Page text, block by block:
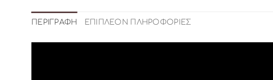
ΠΕΡΙΓΡΑΦΉ ΕΠΙΠΛΈΟΝ ΠΛΗΡΟΦΟΡΊΕΣ